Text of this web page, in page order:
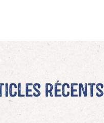
récents